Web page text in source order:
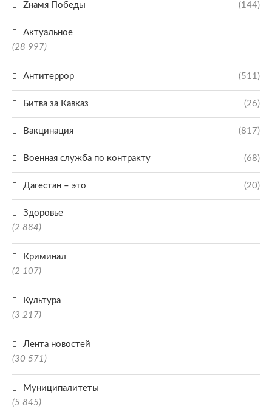
Zнамя Победы (144)
Актуальное
(28 997)
Антитеррор (511)
Битва за Кавказ (26)
Вакцинация (817)
Военная служба по контракту (68)
Дагестан – это (20)
Здоровье
(2 884)
Криминал
(2 107)
Культура
(3 217)
Лента новостей
(30 571)
Муниципалитеты
(5 845)